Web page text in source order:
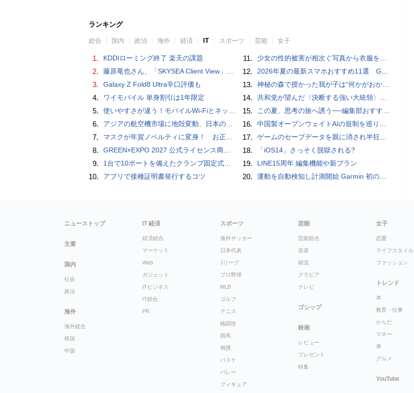
ランキング
総合 国内 政治 海外 経済 IT スポーツ 芸能 女子
1. KDDIローミング終了 楽天の課題
2. 藤原竜也さん、「SKYSEA Client View」新CMで「AI労務改善」をアピール 働き方をAIが分析したら「すぐに休んで」と言われる？
3. Galaxy Z Fold8 Ultra辛口評価も
4. ワイモバイル 単身割引は1年限定
5. 使いやすさが違う！モバイルWi-FiとネットHDD【PC-DIY 秋の陣】
6. アジアの航空機市場に地殻変動、日本のサプライヤーに影響も
7. マスクが年賀ノベルティに変身！ お正月特別パッケージの注文受付開始
8. GREEN×EXPO 2027 公式ライセンス商品！初の「トゥンクトゥンク」公式LINEスタンプ、販売開始
9. 1台で10ポートを備えたクランプ固定式電源タップ「Anker Nano Power Strip (10-in-1, 70W, クランプ式)」レビュー
10. アプリで接種証明書発行するコツ
11. 少女の性的被害が相次ぐ写真から衣服を剥ぎ取るAIポルノアプリ「ClothOff」の背後にいる人物とは？
12. 2026年夏の最新スマホおすすめ11選 GalaxyやXperia、arrows、AQUOSなど注目機種の特徴は
13. 神秘の森で授かった我が子は“何かがおかしい”『ナイトボーン -夜哭-』本編映像解禁 母の絶叫顔うちわが全国の劇場に［ホラー通信］
14. 共和党が望んだ〈決断する強い大統領〉が統治するアメリカの到来──「アメリカン・ドッペルゲンガー」by 池田純一#14
15. この夏、思考の旅へ誘う──編集部おすすめの7冊：WIRED BOOK GUIDE
16. 中国製オープンウェイトAIの規制を巡り、シリコンバレーで意見が二分
17. ゲームのセーブデータを親に消され半狂乱になった少年
18. 「iOS14」さっそく脱獄される?
19. LINE15周年 編集機能や新プラン
20. 運動を自動検知し計測開始 Garmin 初のスマートバンドを発売 10日間のロングバッテリーで手間いらず
ニューストップ
主要
国内
社会
政治
海外
海外総合
韓国
中国
IT 経済
経済総合
マーケット
Web
ガジェット
ITビジネス
IT総合
PR
スポーツ
海外サッカー
日本代表
Jリーグ
プロ野球
MLB
ゴルフ
テニス
格闘技
競馬
相撲
バスケ
バレー
フィギュア
芸能
芸能総合
音楽
韓流
グラビア
テレビ
ゴシップ
映画
レビュー
プレゼント
特集
女子
恋愛
ライフスタイル
ファッション
トレンド
本
教育・仕事
からだ
マネー
車
グルメ
YouTube